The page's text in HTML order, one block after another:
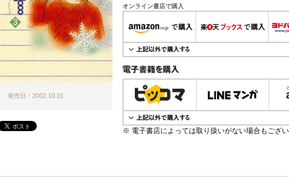
オンライン書店で購入
電子書籍で購入
※ 電子書店によっては取り扱いがない場合もござ
発売日：2002.10.31